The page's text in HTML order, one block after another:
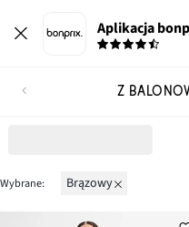
Aplikacja
Z
Wybrane: brązowy